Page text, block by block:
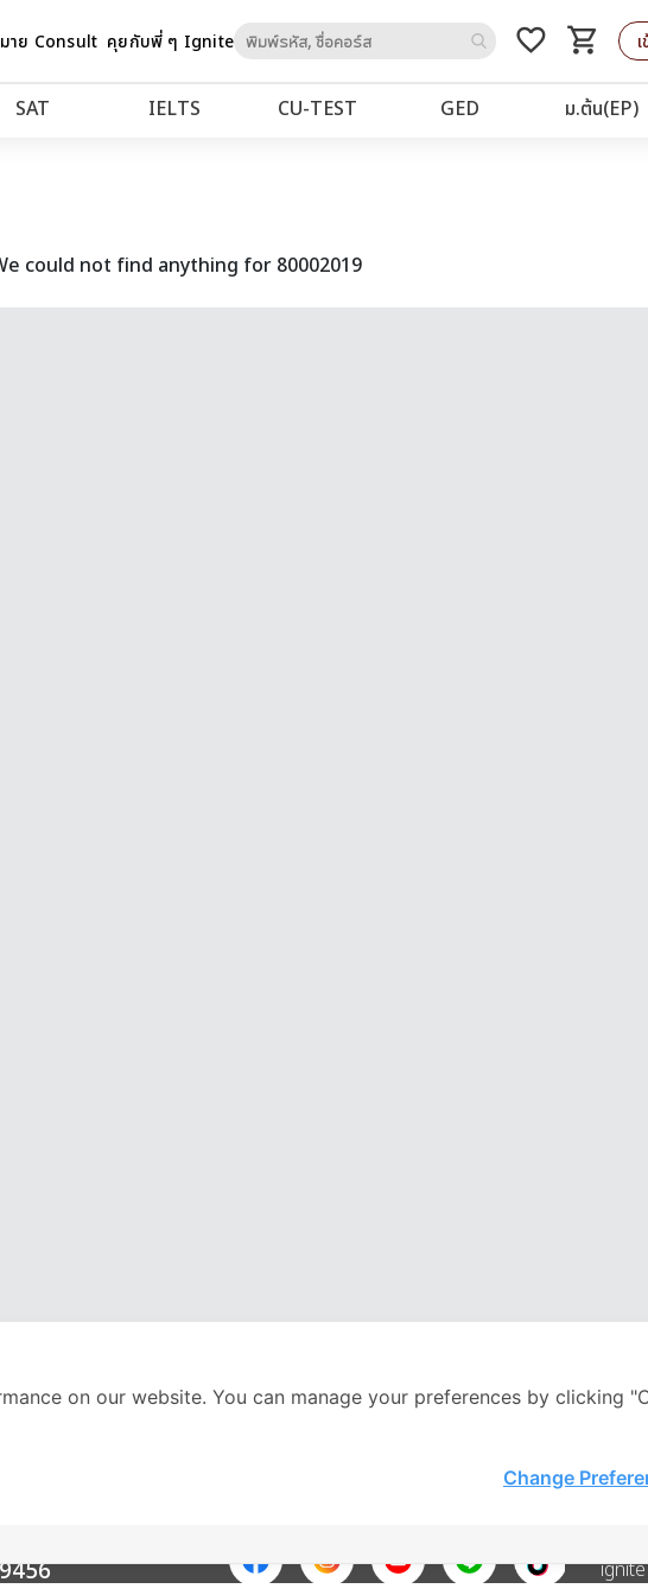
าย Consult คุยกับพี่ ๆ Igniteto
favorite_border shopping_cart
รถเข็น
SAT IELTS CU‑TEST GED ม.ต้น(EP)
could not find anything for 80002019
บริษั
on our website. You can manage your preferences by clicking
Change